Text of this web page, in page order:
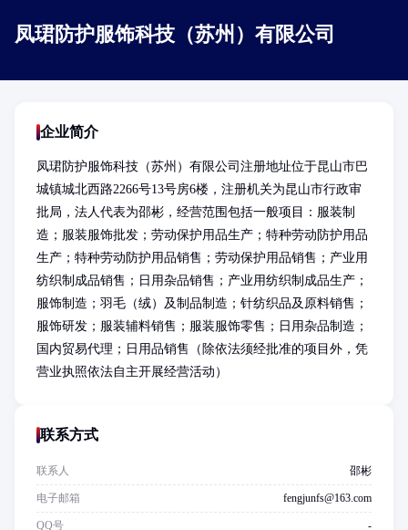
凤珺防护服饰科技（苏州）有限公司
企业简介
凤珺防护服饰科技（苏州）有限公司注册地址位于昆山市巴
城镇城北西路2266号13号房6楼，注册机关为昆山市行政审
批局，法人代表为邵彬，经营范围包括一般项目：服装制
造；服装服饰批发；劳动保护用品生产；特种劳动防护用品
生产；特种劳动防护用品销售；劳动保护用品销售；产业用
纺织制成品销售；日用杂品销售；产业用纺织制成品生产；
服饰制造；羽毛（绒）及制品制造；针纺织品及原料销售；
服饰研发；服装辅料销售；服装服饰零售；日用杂品制造；
国内贸易代理；日用品销售（除依法须经批准的项目外，凭
营业执照依法自主开展经营活动）
联系方式
联系人 邵彬
电子邮箱 fengjunfs@163.com
QQ号 -